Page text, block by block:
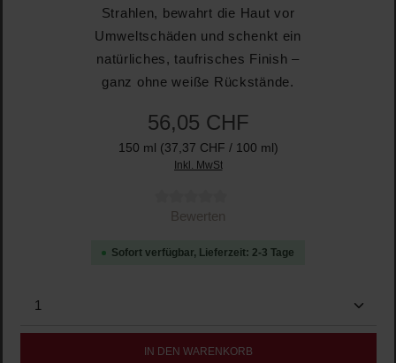
Strahlen, bewahrt die Haut vor
Umweltschäden und schenkt ein
natürliches, taufrisches Finish –
ganz ohne weiße Rückstände.
56,05 CHF
150 ml (37,37 CHF / 100 ml)
Inkl. MwSt
Durchschnittliche Bewertung von 0 von 5 Sternen
Bewerten
Sofort verfügbar, Lieferzeit: 2-3 Tage
Produkt Anzahl: Gib den gewünschten Wert ein
IN DEN WARENKORB